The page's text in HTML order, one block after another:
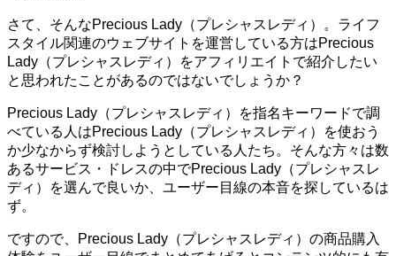
さて、そんなPrecious Lady（プレシャスレディ）。ライフ
スタイル関連のウェブサイトを運営している方はPrecious
Lady（プレシャスレディ）をアフィリエイトで紹介したい
と思われたことがあるのではないでしょうか？
Precious Lady（プレシャスレディ）を指名キーワードで調
べている人はPrecious Lady（プレシャスレディ）を使おう
か少なからず検討しようとしている人たち。そんな方々は数
あるサービス・ドレスの中でPrecious Lady（プレシャスレ
ディ）を選んで良いか、ユーザー目線の本音を探しているは
ず。
ですので、Precious Lady（プレシャスレディ）の商品購入